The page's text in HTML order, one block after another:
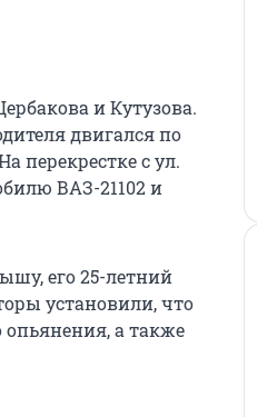
и Кутузова.
двигался по
перекрестке с ул.
ВАЗ-21102 и
его 25-летний
установили, что
опьянения, а также